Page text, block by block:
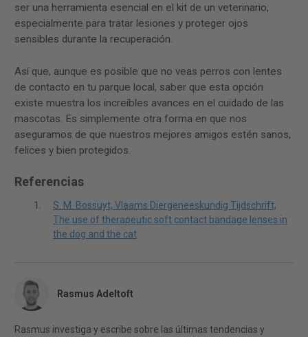
ser una herramienta esencial en el kit de un veterinario,
especialmente para tratar lesiones y proteger ojos
sensibles durante la recuperación.
Así que, aunque es posible que no veas perros con lentes
de contacto en tu parque local, saber que esta opción
existe muestra los increíbles avances en el cuidado de las
mascotas. Es simplemente otra forma en que nos
aseguramos de que nuestros mejores amigos estén sanos,
felices y bien protegidos.
Referencias
S. M. Bossuyt, Vlaams Diergeneeskundig Tijdschrift,
The use of therapeutic soft contact bandage lenses in
the dog and the cat
Rasmus Adeltoft
Rasmus investiga y escribe sobre las últimas tendencias y